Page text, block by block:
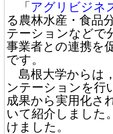
「 アグリビジネ
る農林水産・食品
テーションなどで
事業者との連携を
です。
島根大学からは
ンテーションを行
成果から実用化さ
いて紹介しました
けました。